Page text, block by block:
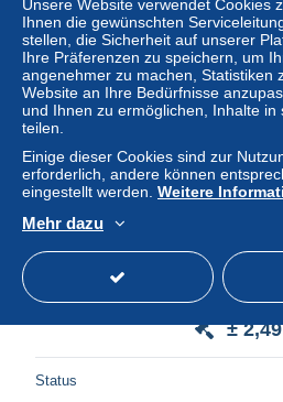
Neu
Berlin Poste Obl Yv:481/
Entrainement olympique
±
Status
Unsere Website verwendet Cookies
Ihnen die gewünschten
stellen, die Sicherheit auf unserer
Ihre Präferenzen zu speichern, um
angenehmer zu machen, Statistiken
Website an Ihre Bedürfnisse
und Ihnen zu ermöglichen, Inhalte in
teilen.
Einige dieser Cookies sind zur
erforderlich, andere können
eingestellt werden. Weitere
Mehr dazu